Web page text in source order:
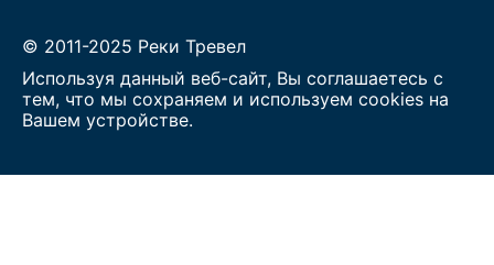
© 2011-2025 Реки Тревел
Используя данный веб-сайт, Вы соглашаетесь с
тем, что мы сохраняем и используем cookies на
Вашем устройстве.